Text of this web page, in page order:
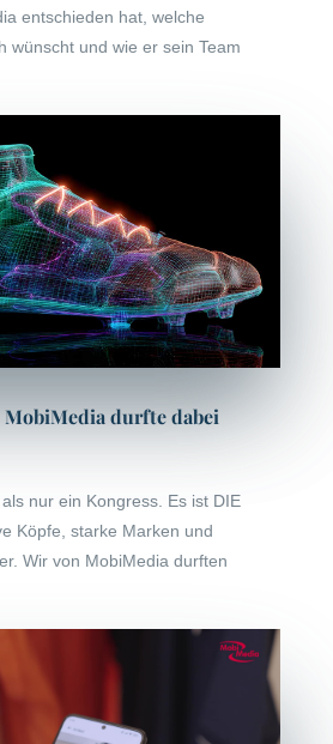
entschieden hat, welche
wünscht und wie er sein Team
MobiMedia durfte dabei
nur ein Kongress. Es ist DIE
Köpfe, starke Marken und
Wir von MobiMedia durften